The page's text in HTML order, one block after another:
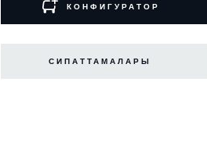
КОНФИГУРАТОР
СИПАТТАМАЛАРЫ